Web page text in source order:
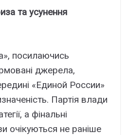
та усунення
посилаючись
джерела,
«Единой России»
Партія влади
а фінальні
очікуються не раніше